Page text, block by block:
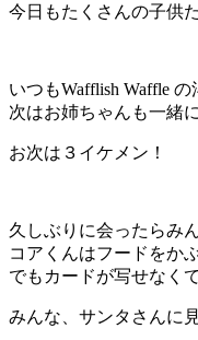
今日もたくさんの子供
いつもWafflish Waffle
次はお姉ちゃんも一緒
お次は３イケメン！
久しぶりに会ったらみ
コアくんはフードをか
でもカードが写せなく
みんな、サンタさんに